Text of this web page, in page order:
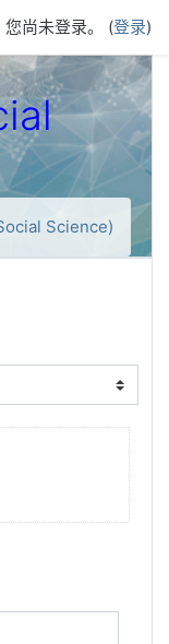
您尚未登录。 (登录)
Science)